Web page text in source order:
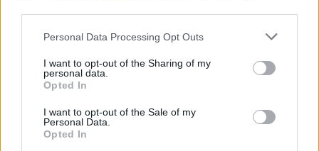
Personal Data Processing Opt Outs
I want to opt-out of the Sharing of my
personal data.
Opted In
I want to opt-out of the Sale of my
Personal Data.
Opted In
sfortuna
01/10/2017
FORMULA 1